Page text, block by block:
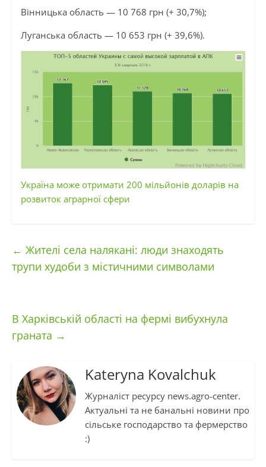
Вінницька область — 10 768 грн (+ 30,7%);
Луганська область — 10 653 грн (+ 39,6%).
Україна може отримати 200 мільйонів доларів на
розвиток аграрної сфери
← Жителі села налякані: люди знаходять
трупи худоби з містичними символами
В Харківській області на фермі вибухнула
граната →
Kateryna Kovalchuk
Журналіст ресурсу news.agro-center.
Актуальні та не банальні новини про
сільське господарство та фермерство
:)